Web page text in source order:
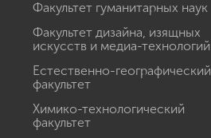
Факультет гуманитарных наук
Факультет дизайна, изящных
искусств и медиа-технологий
Естественно-географический
факультет
Химико-технологический
факультет